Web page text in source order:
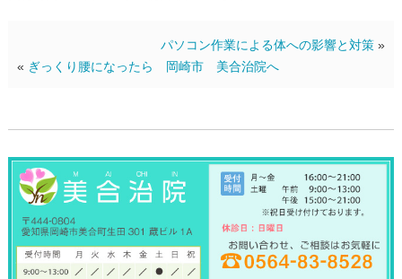
パソコン作業による体への影響と対策 »
« ぎっくり腰になったら 岡崎市 美合治院へ